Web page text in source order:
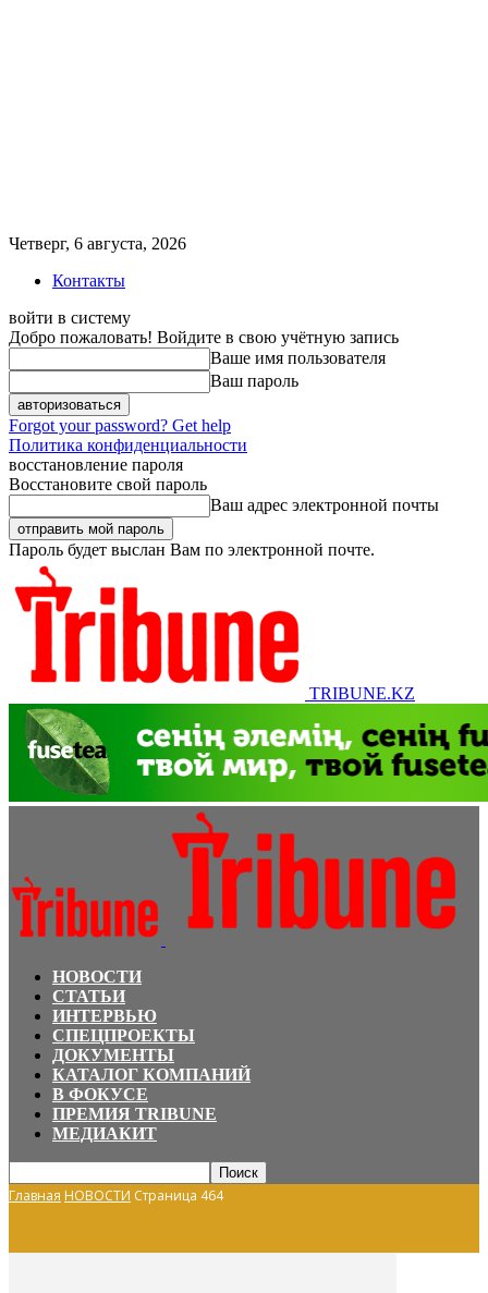
Четверг, 6 августа, 2026
Контакты
войти в систему
Добро пожаловать! Войдите в свою учётную запись
Ваше имя пользователя
Ваш пароль
Forgot your password? Get help
Политика конфиденциальности
восстановление пароля
Восстановите свой пароль
Ваш адрес электронной почты
Пароль будет выслан Вам по электронной почте.
TRIBUNE.KZ
НОВОСТИ
СТАТЬИ
ИНТЕРВЬЮ
СПЕЦПРОЕКТЫ
ДОКУМЕНТЫ
КАТАЛОГ КОМПАНИЙ
В ФОКУСЕ
ПРЕМИЯ TRIBUNE
МЕДИАКИТ
Главная НОВОСТИ Страница 464